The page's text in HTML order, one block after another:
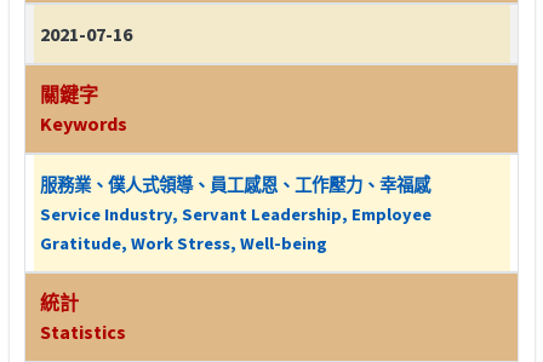
2021-07-16
關鍵字
Keywords
服務業、僕人式領導、員工感恩、工作壓力、幸福感
Service Industry, Servant Leadership, Employee
Gratitude, Work Stress, Well-being
統計
Statistics